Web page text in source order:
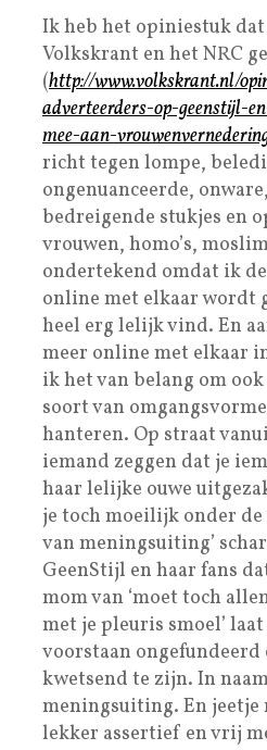
Ik heb het opiniestuk
Volkskrant en het NRC
(http://www.volkskrant.nl/
adverteerders-op-geenstijl-
mee-aan-
richt tegen lompe,
ongenuanceerde,
bedreigende stukjes en
vrouwen, homo’s,
ondertekend omdat ik
online met elkaar wordt
heel erg lelijk vind. En
meer online met elkaar
ik het van belang om
soort van
hanteren. Op straat
iemand zeggen dat je
haar lelijke ouwe
je toch moeilijk onder
van meningsuiting’
GeenStijl en haar fans
mom van ‘moet toch
met je pleuris smoel’
voorstaan ongefundeerd
kwetsend te zijn. In
meningsuiting. En jeetje
lekker assertief en vrij